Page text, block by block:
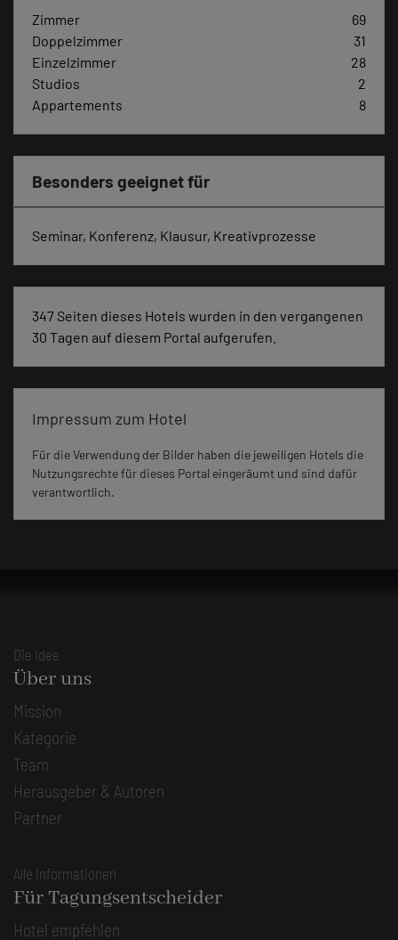
Zimmer
69
Doppelzimmer
31
Einzelzimmer
28
Studios
2
Appartements
8
Besonders geeignet für
Seminar, Konferenz, Klausur, Kreativprozesse
347 Seiten dieses Hotels wurden in den vergangenen
30 Tagen auf diesem Portal aufgerufen.
Impressum zum Hotel
Für die Verwendung der Bilder haben die jeweiligen Hotels die
Nutzungsrechte für dieses Portal eingeräumt und sind dafür
verantwortlich.
Die Idee
Über uns
Mission
Kategorie
Team
Herausgeber & Autoren
Partner
Alle Informationen
Für Tagungsentscheider
Hotel empfehlen